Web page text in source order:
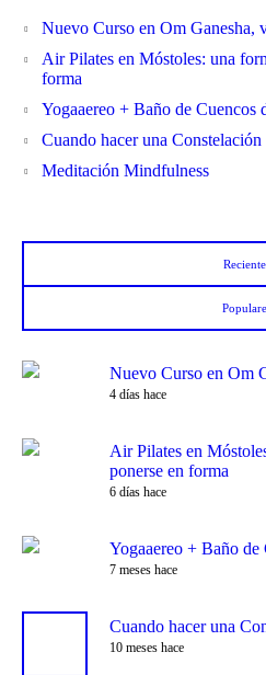
Nuevo Curso en Om Ganesha,
Air Pilates en Móstoles: una
forma
Yogaaereo + Baño de Cuencos
Cuando hacer una Constelación
Meditación Mindfulness
Nuevo Curso en Om
4 días hace
Air Pilates en
ponerse en forma
6 días hace
Yogaaereo + Baño de
7 meses hace
Cuando hacer una
10 meses hace